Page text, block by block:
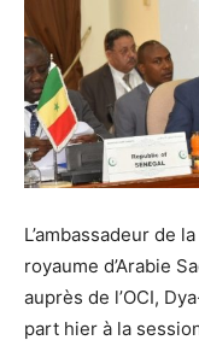
L’ambassadeur de
royaume d’Arabie
auprès de l’OCI,
part hier à la